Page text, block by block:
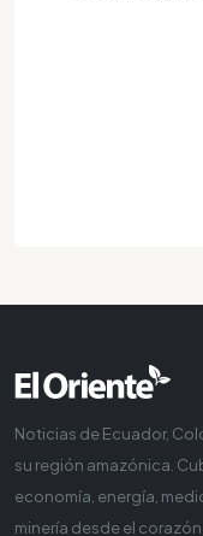
Noticias de Ecuador,
su región amazónica.
economía, energía,
minería desde el